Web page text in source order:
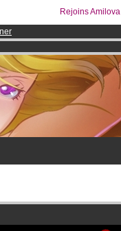
Rejoins Amilova